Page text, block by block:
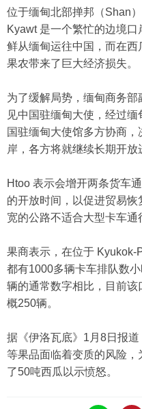
位于缅甸北部掸邦（Shan
Kyawt 是一个繁忙的边境
鲜从缅甸运往中国，而在
果农带来了巨大经济损失。
为了缓解局势，缅甸商务
见中国驻缅甸大使，经过
国驻缅甸大使馆多方协商
岸，各方将就继续长期开放
Htoo 表示会增开两条货车
的开放时间，以促进贸易
宽的公路不适合大型卡车通
果商表示，在位于 Kyukok-
都有1000多辆卡车排队数
辆的通常数字相比，目前
概250辆。
据《伊洛瓦底》1月8日报
等果品面临着变质的风险
了50吨西瓜以示愤怒。